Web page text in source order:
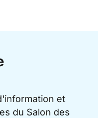
et
du Salon des